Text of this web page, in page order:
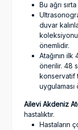
Bu ağrı
duvar
önemlidir.
Atağının
önerilir. 48
konservatif
uygulaması
Ailevi Akdeniz
hastalıktır.
Hastaların